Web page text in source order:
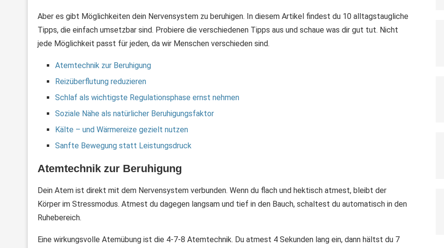
Aber es gibt Möglichkeiten dein Nervensystem zu beruhigen. In diesem Artikel findest du 10 alltagstaugliche
Tipps, die einfach umsetzbar sind. Probiere die verschiedenen Tipps aus und schaue was dir gut tut. Nicht
jede Möglichkeit passt für jeden, da wir Menschen verschieden sind.
Atemtechnik zur Beruhigung
Reizüberflutung reduzieren
Schlaf als wichtigste Regulationsphase ernst nehmen
Soziale Nähe als natürlicher Beruhigungsfaktor
Kälte – und Wärmereize gezielt nutzen
Sanfte Bewegung statt Leistungsdruck
Atemtechnik zur Beruhigung
Dein Atem ist direkt mit dem Nervensystem verbunden. Wenn du flach und hektisch atmest, bleibt der
Körper im Stressmodus. Atmest du dagegen langsam und tief in den Bauch, schaltest du automatisch in den
Ruhebereich.
Eine wirkungsvolle Atemübung ist die 4-7-8 Atemtechnik. Du atmest 4 Sekunden lang ein, dann hältst du 7